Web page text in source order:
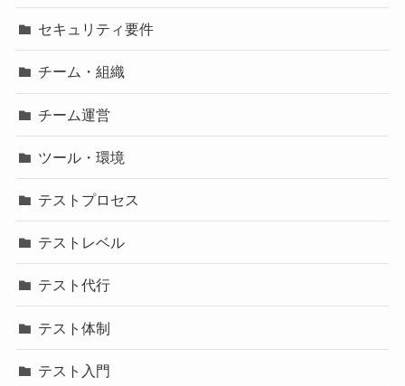
セキュリティ要件
チーム・組織
チーム運営
ツール・環境
テストプロセス
テストレベル
テスト代行
テスト体制
テスト入門